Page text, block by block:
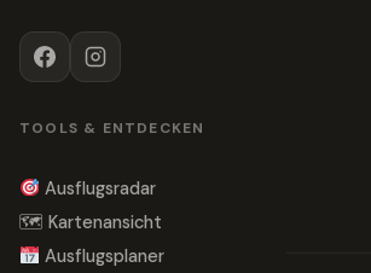
TOOLS & ENTDECKEN
Ausflugsradar
🗺 Kartenansicht
Ausflugsplaner